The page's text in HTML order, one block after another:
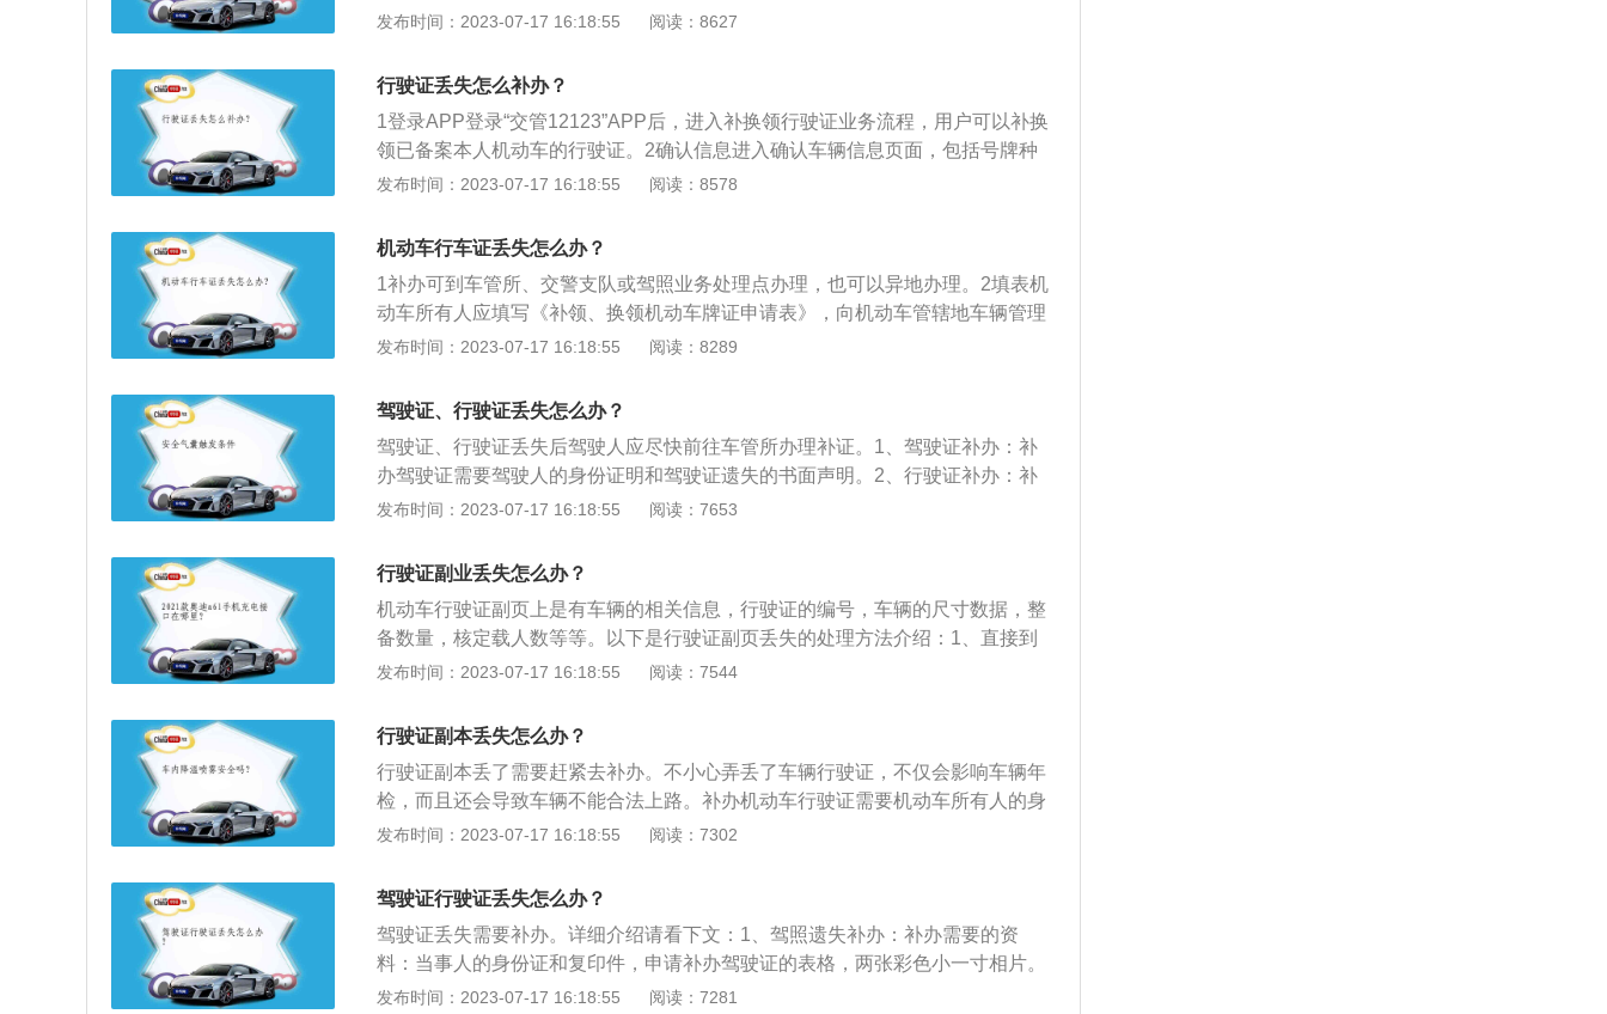
表》然后将文件、照片、申请表交给工作人员。3采集回执当天可拿驾驶证，相
回执即可。
发布时间：2023-07-17 16:18:55 阅读：8627
行驶证丢失怎么补办？
1登录APP登录“交管12123”APP后，进入补换领行驶证业务流程，用户可以补换
领已备案本人机动车的行驶证。2确认信息进入确认车辆信息页面，包括号牌种
类、号牌号码、机动车状态。3选择取件方式取件方式选择邮寄或自取。4完成业
交补换领号牌业务申请。
发布时间：2023-07-17 16:18:55 阅读：8578
机动车行车证丢失怎么办？
1补办可到车管所、交警支队或驾照业务处理点办理，也可以异地办理。2填表机
动车所有人应填写《补领、换领机动车牌证申请表》，向机动车管辖地车辆管理
所申请补发机动车行驶证。
发布时间：2023-07-17 16:18:55 阅读：8289
驾驶证、行驶证丢失怎么办？
驾驶证、行驶证丢失后驾驶人应尽快前往车管所办理补证。1、驾驶证补办：补
办驾驶证需要驾驶人的身份证明和驾驶证遗失的书面声明。2、行驶证补办：补
办行驶证需要机动车所有人向登记地车管所申请，不可代为办理。机动车所有人
第三十五条：机动车号牌、行驶证灭失、丢失或者损毁的情形，机动车所有人应
当向登记地车辆管理所申请补领、换领。申请时，机动车所有人应当填写申请表
并提交身份证明。2、《机动车登记规定》第六十三条：机动车驾驶证遗失的情
形，机动车驾驶人应当向机动车驾驶证核发地或者核发地以外的车辆管理所申请
补发。申请时应当填写申请表，并提交机动车驾驶人的身份证明、机动车驾驶证
发布时间：2023-07-17 16:18:55 阅读：7653
行驶证副业丢失怎么办？
机动车行驶证副页上是有车辆的相关信息，行驶证的编号，车辆的尺寸数据，整
备数量，核定载人数等等。以下是行驶证副页丢失的处理方法介绍：1、直接到
车辆管理所或者是公安机关交通管理部门补办。2、通过手机软件交管12123补
息：车主的姓名和地址，机动车辆的号牌，机动车辆的使用性质，机动车行驶证
的发证日期，机动车辆的注册日期，核发机动车行驶证的公安机关交通管理部，
机动车辆的相片，车辆的外观尺寸。2、机动车行驶证的使用时间限制：单纯的
机动车行驶证上面没有具体的使用时间限制，但机动车行驶证是和机动车辆是捆
绑的形式，只有机动车辆正常地去办理年检手续，机动车辆行驶证才能够正常使
发布时间：2023-07-17 16:18:55 阅读：7544
行驶证副本丢失怎么办？
行驶证副本丢了需要赶紧去补办。不小心弄丢了车辆行驶证，不仅会影响车辆年
检，而且还会导致车辆不能合法上路。补办机动车行驶证需要机动车所有人的身
份证明、补领行车证车辆照片一张、同时申请补二面牌照由所辖区或丢失地派出
的一部分，其副本记录了号牌号码、核定载人数、档案编号、整备质量、总质
量、核定载质量、外廓尺寸、准牵引总质量、备注、检验记录等。2、驾驶机动
车上道路行驶，应当悬挂机动车号牌，放置检验合格标志、保险标志，并随车携
带机动车行驶证。机动车号牌应当按照规定悬挂并保持清晰、完整，不得故意遮
挡、污损。任何单位和个人不得收缴、扣留机动车号牌。
发布时间：2023-07-17 16:18:55 阅读：7302
驾驶证行驶证丢失怎么办？
驾驶证丢失需要补办。详细介绍请看下文：1、驾照遗失补办：补办需要的资
料：当事人的身份证和复印件，申请补办驾驶证的表格，两张彩色小一寸相片。
2、注意事项：要求补发的驾驶证，如果还有三个月就要到期换证，应同时办理
发布时间：2023-07-17 16:18:55 阅读：7281